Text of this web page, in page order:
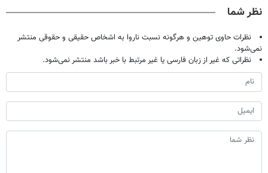
نظر شما
نظرات حاوی توهین و هرگونه نسبت ناروا به اشخاص حقیقی و حقوقی منتشر
نمی‌شود.
نظراتی که غیر از زبان فارسی یا غیر مرتبط با خبر باشد منتشر نمی‌شود.